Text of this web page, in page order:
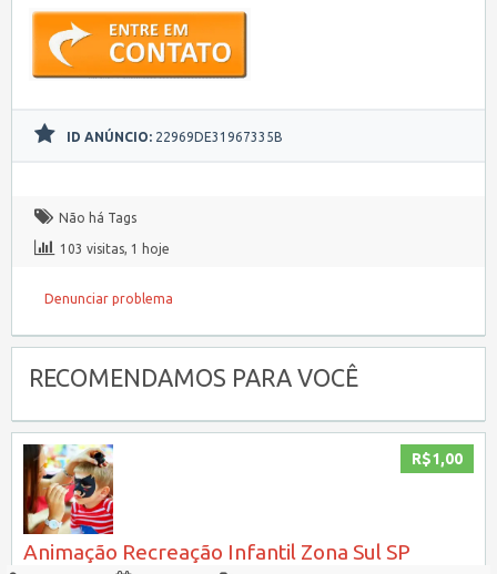
ID ANÚNCIO: 22969DE31967335B
Não há Tags
103 visitas, 1 hoje
Denunciar problema
RECOMENDAMOS PARA VOCÊ
R$1,00
Animação Recreação Infantil Zona Sul SP